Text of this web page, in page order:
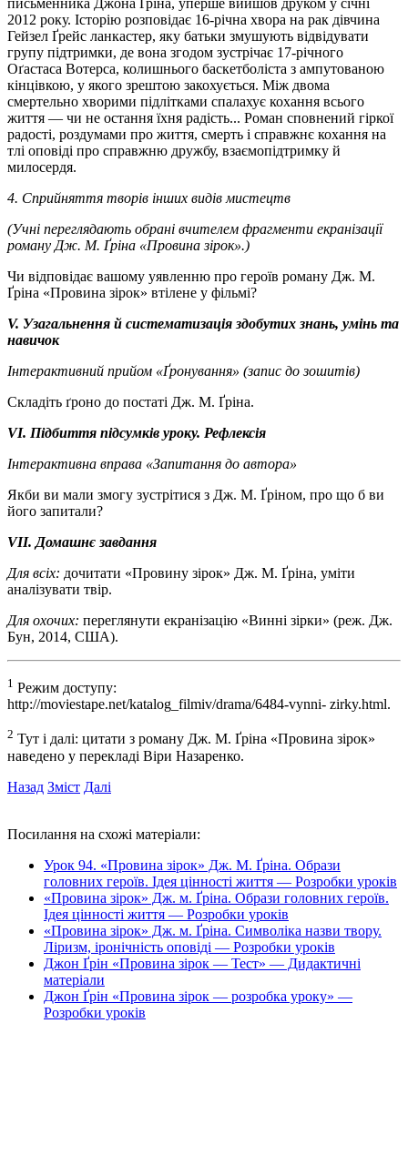
письменника Джона Ґріна, уперше вийшов друком у січні
2012 року. Історію розповідає 16-річна хвора на рак дівчина
Гейзел Ґрейс ланкастер, яку батьки змушують відвідувати
групу підтримки, де вона згодом зустрічає 17-річного
Оґастаса Вотерса, колишнього баскетболіста з ампутованою
кінцівкою, у якого зрештою закохується. Між двома
смертельно хворими підлітками спалахує кохання всього
життя — чи не остання їхня радість... Роман сповнений гіркої
радості, роздумами про життя, смерть і справжнє кохання на
тлі оповіді про справжню дружбу, взаємопідтримку й
милосердя.
4. Сприйняття творів інших видів мистецтв
(Учні переглядають обрані вчителем фрагменти екранізації
роману Дж. М. Ґріна «Провина зірок».)
Чи відповідає вашому уявленню про героїв роману Дж. М.
Ґріна «Провина зірок» втілене у фільмі?
V. Узагальнення й систематизація здобутих знань, умінь та
навичок
Інтерактивний прийом «Ґронування» (запис до зошитів)
Складіть ґроно до постаті Дж. М. Ґріна.
VI. Підбиття підсумків уроку. Рефлексія
Інтерактивна вправа «Запитання до автора»
Якби ви мали змогу зустрітися з Дж. М. Ґріном, про що б ви
його запитали?
VIІ. Домашнє завдання
Для всіх: дочитати «Провину зірок» Дж. М. Ґріна, уміти
аналізувати твір.
Для охочих: переглянути екранізацію «Винні зірки» (реж. Дж.
Бун, 2014, США).
1 Режим доступу:
http://moviestape.net/katalog_filmiv/drama/6484-vynni- zirky.html.
2 Тут і далі: цитати з роману Дж. М. Ґріна «Провина зірок»
наведено у перекладі Віри Назаренко.
Назад Зміст Далі
Посилання на схожі матеріали:
Урок 94. «Провина зірок» Дж. М. Ґріна. Образи
головних героїв. Ідея цінності життя — Розробки уроків
«Провина зірок» Дж. м. Ґріна. Образи головних героїв.
Ідея цінності життя — Розробки уроків
«Провина зірок» Дж. м. Ґріна. Символіка назви твору.
Ліризм, іронічність оповіді — Розробки уроків
Джон Ґрін «Провина зірок — Тест» — Дидактичні
матеріали
Джон Ґрін «Провина зірок — розробка уроку» —
Розробки уроків